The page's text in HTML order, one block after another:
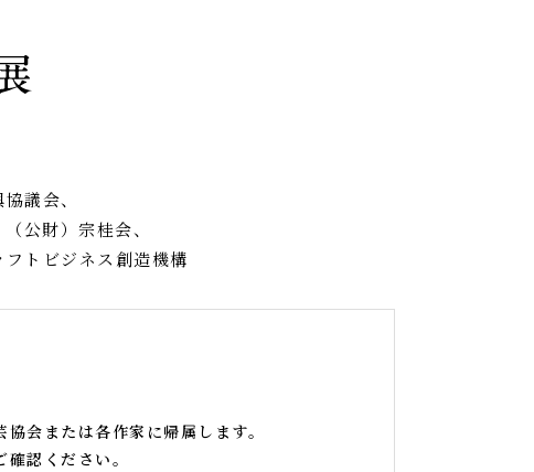
議会、
公財）宗桂会、
トビジネス創造機構
会または各作家に帰属します。
認ください。